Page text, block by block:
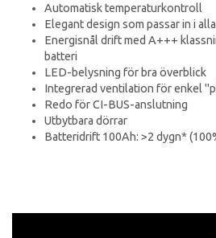
Automatisk temperaturkontroll
Elegant design som passar in i
Energisnål drift med A+++
batteri
LED-belysning för bra överblick
Integrerad ventilation för enkel
Redo för CI-BUS-anslutning
Utbytbara dörrar
Batteridrift 100Ah: >2 dygn*